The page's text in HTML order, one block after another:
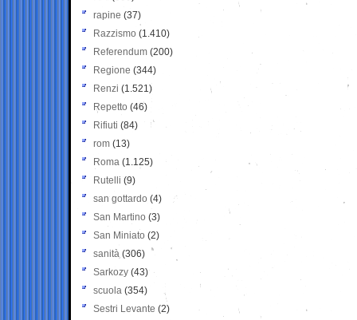
rapine (37)
Razzismo (1.410)
Referendum (200)
Regione (344)
Renzi (1.521)
Repetto (46)
Rifiuti (84)
rom (13)
Roma (1.125)
Rutelli (9)
san gottardo (4)
San Martino (3)
San Miniato (2)
sanità (306)
Sarkozy (43)
scuola (354)
Sestri Levante (2)